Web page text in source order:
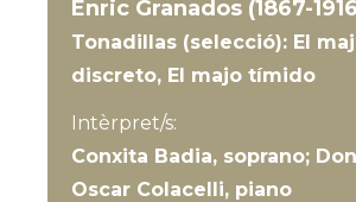
Enric Granados (1867-
Tonadillas (selecció): El
discreto, El majo tímido
Intèrpret/s:
Conxita Badia, soprano;
Oscar Colacelli, piano